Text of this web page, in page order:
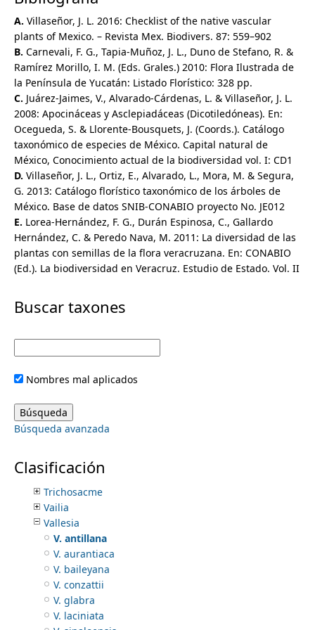
A. Villaseñor, J. L. 2016: Checklist of the native vascular
plants of Mexico. – Revista Mex. Biodivers. 87: 559–902
B. Carnevali, F. G., Tapia-Muñoz, J. L., Duno de Stefano, R. &
Ramírez Morillo, I. M. (Eds. Grales.) 2010: Flora Ilustrada de
la Península de Yucatán: Listado Florístico: 328 pp.
C. Juárez-Jaimes, V., Alvarado-Cárdenas, L. & Villaseñor, J. L.
2008: Apocináceas y Asclepiadáceas (Dicotiledóneas). En:
Ocegueda, S. & Llorente-Bousquets, J. (Coords.). Catálogo
taxonómico de especies de México. Capital natural de
México, Conocimiento actual de la biodiversidad vol. I: CD1
D. Villaseñor, J. L., Ortiz, E., Alvarado, L., Mora, M. & Segura,
G. 2013: Catálogo florístico taxonómico de los árboles de
México. Base de datos SNIB-CONABIO proyecto No. JE012
E. Lorea-Hernández, F. G., Durán Espinosa, C., Gallardo
Hernández, C. & Peredo Nava, M. 2011: La diversidad de las
plantas con semillas de la flora veracruzana. En: CONABIO
(Ed.). La biodiversidad en Veracruz. Estudio de Estado. Vol. II
Buscar taxones
Nombres mal aplicados
Búsqueda avanzada
Clasificación
Peltastes
Pentalinon
Pherotrichis
Philibertia
Pinochia
Plumeria
Polystemma
Prestonia
Prosthecidiscus
Pseudomarsdenia
Rauvolfia
Rhabdadenia
Rotundanthus
Ruehssia
Rytidoloma
Sarcostemma
Secondatia
Stapelia
Suberogerens
Tabernaemontana
Telosiphonia
Thevetia
Thoreauea
Tonduzia
Trachelospermum
Trichosacme
Vailia
Vallesia
V. antillana
V. aurantiaca
V. baileyana
V. conzattii
V. glabra
V. laciniata